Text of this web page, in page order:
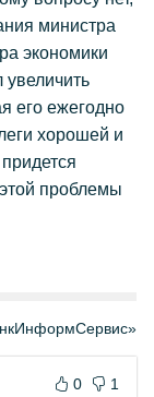
министра
экономики
его ежегодно
хорошей и
проблемы
0 1